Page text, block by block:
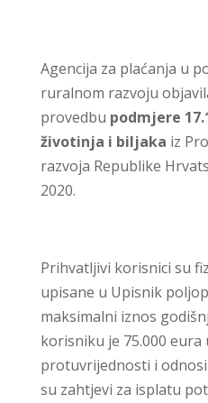
Agencija za plaćanja u
ruralnom razvoju
provedbu podmjere
životinja i biljaka iz
razvoja Republike
2020.
Prihvatljivi korisnici su
upisane u Upisnik
maksimalni iznos
korisniku je 75.000 eura
protuvrijednosti i
su zahtjevi za isplatu